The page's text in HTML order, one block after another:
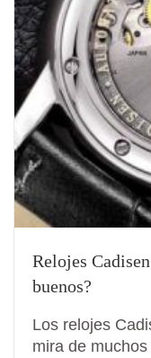
Relojes
buenos?
Los relojes
mira de